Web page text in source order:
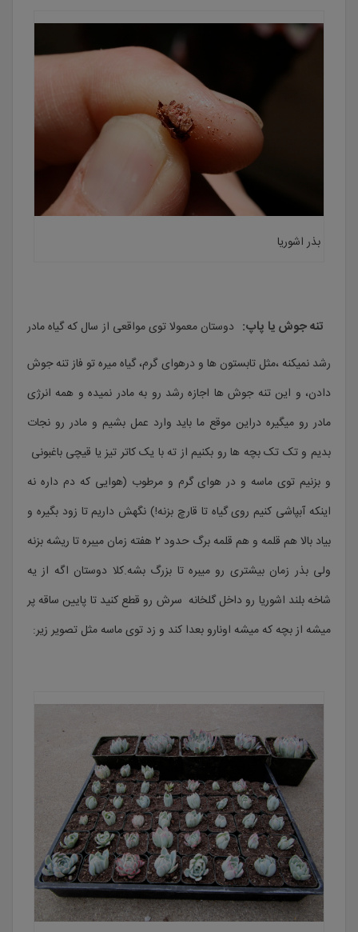
بذر اشوریا
تنه جوش یا پاپ: دوستان معمولا توی مواقعی از سال که گیاه مادر
رشد نمیکنه ،مثل تابستون ها و درهوای گرم، گیاه میره تو فاز تنه جوش
دادن، و این تنه جوش ها اجازه رشد رو به مادر نمیده و همه انرژی
مادر رو میگیره دراین موقع ما باید وارد عمل بشیم و مادر رو نجات
بدیم و تک تک بچه ها رو بکنیم از ته با یک کاتر تیز یا قیچی باغبونی
و بزنیم توی ماسه و در هوای گرم و مرطوب (هوایی که دم داره نه
اینکه آبپاشی کنیم روی گیاه تا قارچ بزنه!) نگهش داریم تا زود بگیره و
بیاد بالا هم قلمه و هم قلمه برگ حدود ۲ هفته زمان میبره تا ریشه بزنه
ولی بذر زمان بیشتری رو میبره تا بزرگ بشه.کلا دوستان اگه از یه
شاخه بلند اشوریا رو داخل گلخانه سرش رو قطع کنید تا پایین ساقه پر
میشه از بچه که میشه اونارو بعدا کند و زد توی ماسه مثل تصویر زیر: